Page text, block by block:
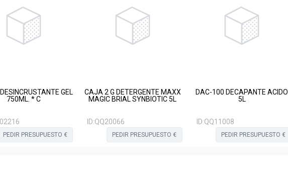
GEL
750ML. * C
PEDIR PRESUPUESTO €
CAJA 2 G DETERGENTE MAXX
MAGIC BRIAL SYNBIOTIC 5L
ID:QQ20066
PEDIR PRESUPUESTO €
DAC-100 DECAPANTE ACIDO
5L
ID:QQ11008
PEDIR PRESUPUESTO €